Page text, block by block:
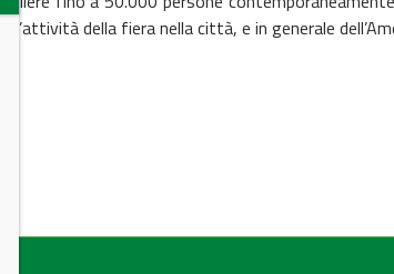
della fiera nella città, e in generale